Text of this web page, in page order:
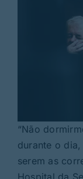
“Não
durante o
serem as